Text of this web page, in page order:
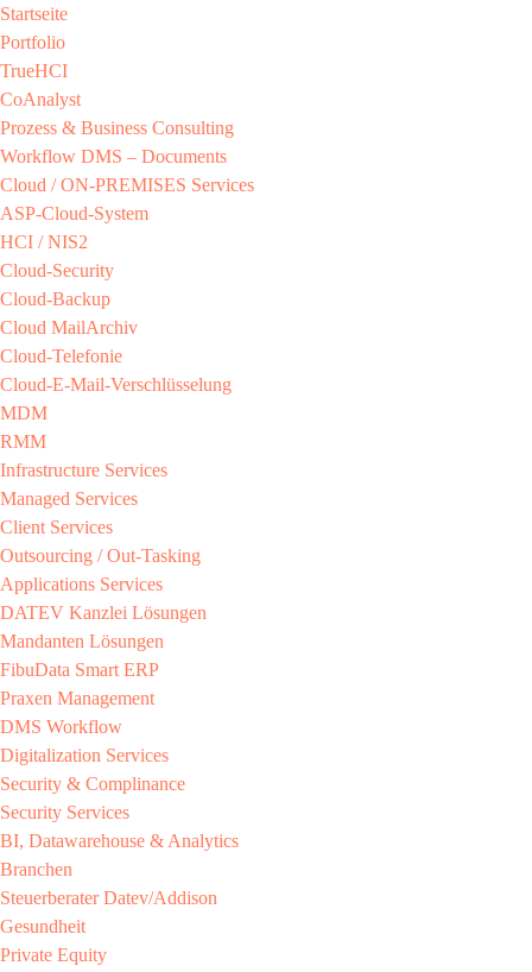
Startseite
Portfolio
TrueHCI
CoAnalyst
Prozess & Business Consulting
Workflow DMS – Documents
Cloud / ON-PREMISES​ Services​
ASP-Cloud-System​
HCI / NIS2​
Cloud-Security​
Cloud-Backup​
Cloud MailArchiv​
Cloud-Telefonie​
Cloud-E-Mail-Verschlüsselung​
MDM​
RMM​
Infrastructure Services
Managed Services​
Client Services​
Outsourcing / Out-Tasking​
Applications Services
DATEV Kanzlei Lösungen​
Mandanten Lösungen​
FibuData Smart ERP​
Praxen Management​
DMS Workflow​
Digitalization Services
Security & Complinance​
Security Services​
BI, Datawarehouse & Analytics
Branchen​
Steuerberater​ Datev/Addison​
Gesundheit​
Private Equity​